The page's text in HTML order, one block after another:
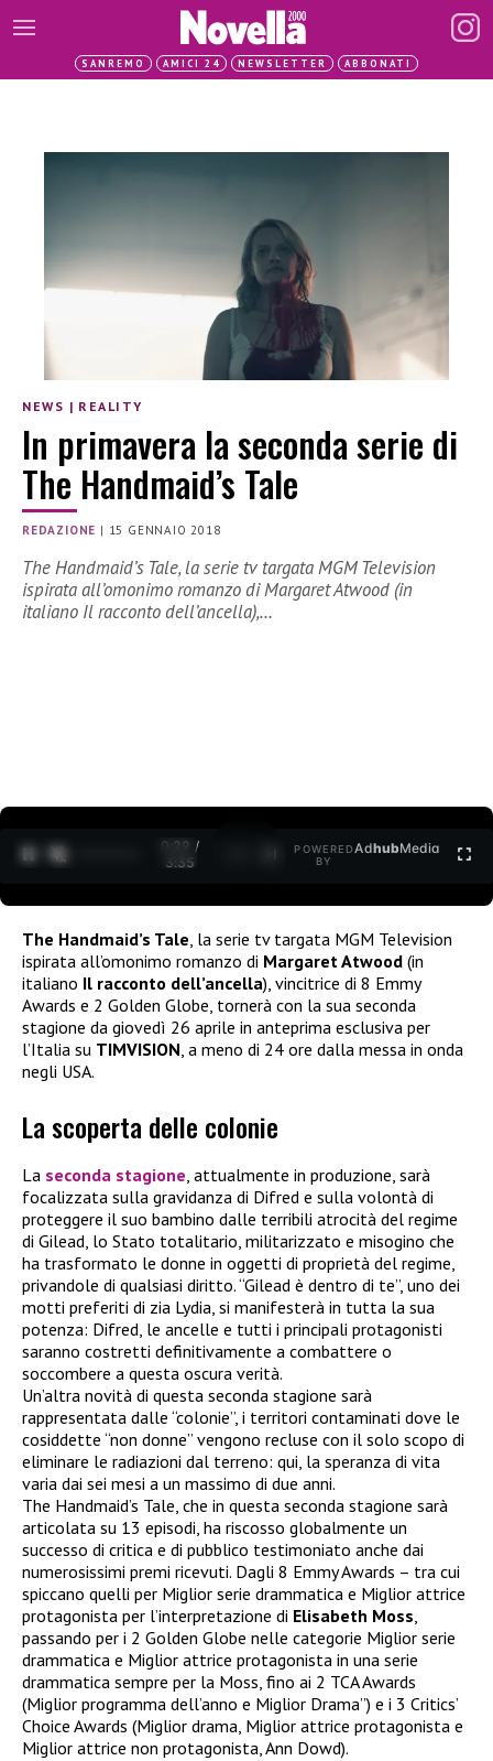
SANREMO AMICI 24 NEWSLETTER ABBONATI
NEWS | REALITY
In primavera la seconda serie di
The Handmaid’s Tale
REDAZIONE | 15 GENNAIO 2018
The Handmaid’s Tale, la serie tv targata MGM Television
ispirata all’omonimo romanzo di Margaret Atwood (in
italiano Il racconto dell’ancella),…
0:30 /
3:35
POWERED
BY
AdhubMedia
The Handmaid’s Tale , la serie tv targata MGM Television
ispirata all’omonimo romanzo di Margaret Atwood (in
italiano Il racconto dell’ancella), vincitrice di 8 Emmy
Awards e 2 Golden Globe, tornerà con la sua seconda
stagione da giovedì 26 aprile in anteprima esclusiva per
l’Italia su TIMVISION , a meno di 24 ore dalla messa in onda
negli USA.
La scoperta delle colonie
La seconda stagione, attualmente in produzione, sarà
focalizzata sulla gravidanza di Difred e sulla volontà di
proteggere il suo bambino dalle terribili atrocità del regime
di Gilead, lo Stato totalitario, militarizzato e misogino che
ha trasformato le donne in oggetti di proprietà del regime,
privandole di qualsiasi diritto. “Gilead è dentro di te”, uno dei
motti preferiti di zia Lydia, si manifesterà in tutta la sua
potenza: Difred, le ancelle e tutti i principali protagonisti
saranno costretti definitivamente a combattere o
soccombere a questa oscura verità.
Un’altra novità di questa seconda stagione sarà
rappresentata dalle “colonie”, i territori contaminati dove le
cosiddette “non donne” vengono recluse con il solo scopo di
eliminare le radiazioni dal terreno: qui, la speranza di vita
varia dai sei mesi a un massimo di due anni.
The Handmaid’s Tale, che in questa seconda stagione sarà
articolata su 13 episodi, ha riscosso globalmente un
successo di critica e di pubblico testimoniato anche dai
numerosissimi premi ricevuti. Dagli 8 Emmy Awards – tra cui
spiccano quelli per Miglior serie drammatica e Miglior attrice
protagonista per l’interpretazione di Elisabeth Moss,
passando per i 2 Golden Globe nelle categorie Miglior serie
drammatica e Miglior attrice protagonista in una serie
drammatica sempre per la Moss, fino ai 2 TCA Awards
(Miglior programma dell’anno e Miglior Drama”) e i 3 Critics’
Choice Awards (Miglior drama, Miglior attrice protagonista e
Miglior attrice non protagonista, Ann Dowd).